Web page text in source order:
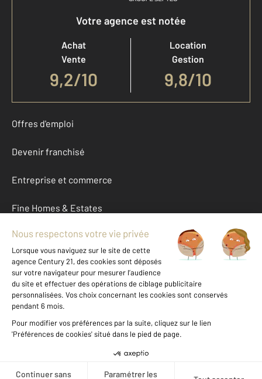
Votre agence est notée
Achat
Vente
9,2/10
Location
Gestion
9,8/10
Offres d'emploi
Devenir franchisé
Entreprise et commerce
Fine Homes & Estates
À propos
International
Nous contacter
Données personnelles